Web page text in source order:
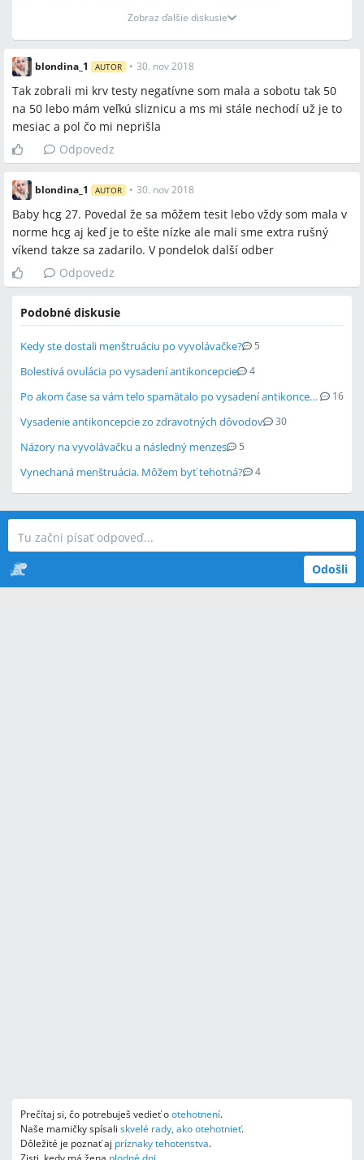
Zobraz ďalšie diskusie
blondina_1 AUTOR • 30. nov 2018
Tak zobrali mi krv testy negatívne som mala a sobotu tak 50
na 50 lebo mám veľkú sliznicu a ms mi stále nechodí už je to
mesiac a pol čo mi neprišla
Odpovedz
blondina_1 AUTOR • 30. nov 2018
Baby hcg 27. Povedal že sa môžem tesit lebo vždy som mala v
norme hcg aj keď je to ešte nízke ale mali sme extra rušný
víkend takze sa zadarilo. V pondelok další odber
Odpovedz
Podobné diskusie
Kedy ste dostali menštruáciu po vyvolávačke? 5
Bolestivá ovulácia po vysadení antikoncepcie 4
Po akom čase sa vám telo spamätalo po vysadení antikoncepcie? 16
Vysadenie antikoncepcie zo zdravotných dôvodov 30
Názory na vyvolávačku a následný menzes 5
Vynechaná menštruácia. Môžem byť tehotná? 4
Odošli
Prečítaj si, čo potrebuješ vedieť ootehotnení.
Naše mamičky spísali skvelé rady, ako otehotnieť.
Dôležité je poznať aj príznaky tehotenstva.